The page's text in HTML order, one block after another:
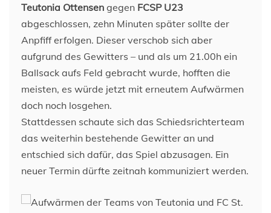
Teutonia Ottensen gegen FCSP U23
abgeschlossen, zehn Minuten später sollte der
Anpfiff erfolgen. Dieser verschob sich aber
aufgrund des Gewitters – und als um 21.00h ein
Ballsack aufs Feld gebracht wurde, hofften die
meisten, es würde jetzt mit erneutem Aufwärmen
doch noch losgehen.
Stattdessen schaute sich das Schiedsrichterteam
das weiterhin bestehende Gewitter an und
entschied sich dafür, das Spiel abzusagen. Ein
neuer Termin dürfte zeitnah kommuniziert werden.